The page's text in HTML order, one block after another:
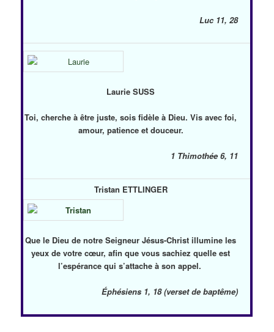
Luc 11, 28
Laurie SUSS
Toi, cherche à être juste, sois fidèle à Dieu. Vis avec foi,
amour, patience et douceur.
1 Thimothée 6, 11
Tristan ETTLINGER
Que le Dieu de notre Seigneur Jésus-Christ illumine les
yeux de votre cœur, afin que vous sachiez quelle est
l’espérance qui s’attache à son appel.
Éphésiens 1, 18 (verset de baptême)